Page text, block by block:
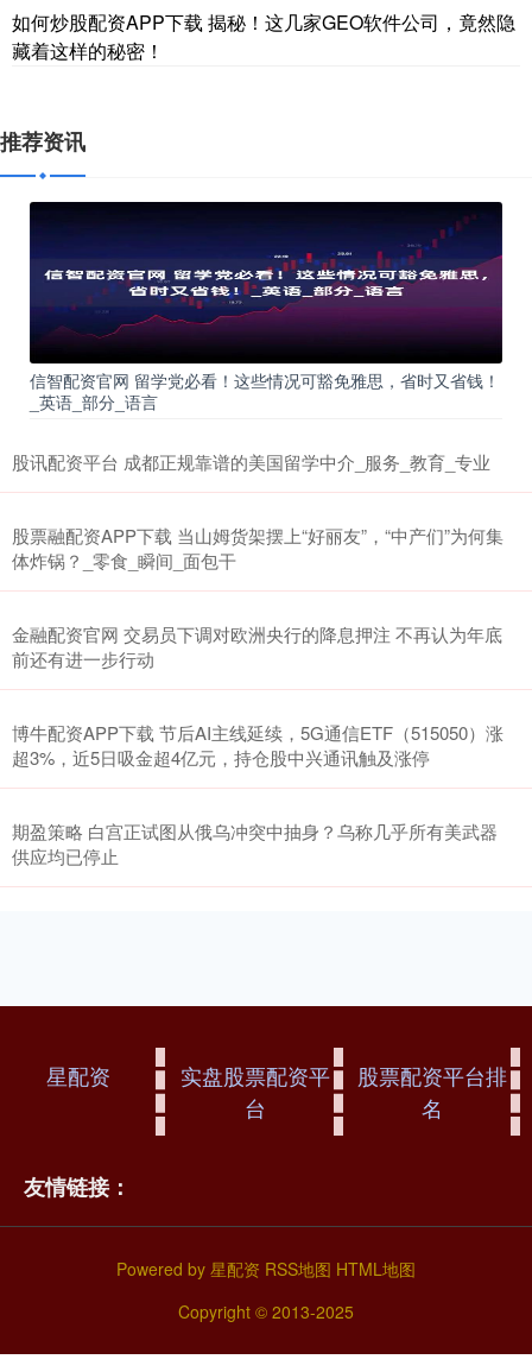
如何炒股配资APP下载 揭秘！这几家GEO软件公司，竟然隐
藏着这样的秘密！
推荐资讯
信智配资官网 留学党必看！这些情况可豁免雅思，省时又省钱！
_英语_部分_语言
股讯配资平台 成都正规靠谱的美国留学中介_服务_教育_专业
股票融配资APP下载 当山姆货架摆上“好丽友”，“中产们”为何集
体炸锅？_零食_瞬间_面包干
金融配资官网 交易员下调对欧洲央行的降息押注 不再认为年底
前还有进一步行动
博牛配资APP下载 节后AI主线延续，5G通信ETF（515050）涨
超3%，近5日吸金超4亿元，持仓股中兴通讯触及涨停
期盈策略 白宫正试图从俄乌冲突中抽身？乌称几乎所有美武器
供应均已停止
星配资
实盘股票配资平
台
股票配资平台排
名
友情链接：
Powered by 星配资 RSS地图 HTML地图
Copyright © 2013-2025